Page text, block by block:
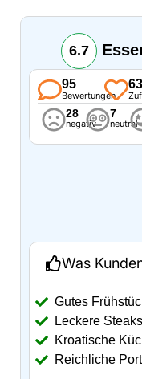
6.7
95
Bewertungen
28
negativ
7
neutral
Was
Gutes
Leckere Steaks
Kroatische
Reichliche